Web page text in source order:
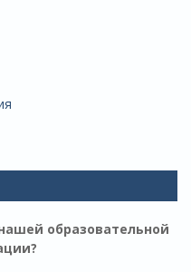
образовательной